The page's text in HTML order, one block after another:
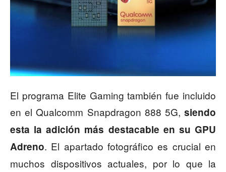
El programa Elite Gaming también fue incluido
en el Qualcomm Snapdragon 888 5G, siendo
esta la adición más destacable en su GPU
Adreno. El apartado fotográfico es crucial en
muchos dispositivos actuales, por lo que la